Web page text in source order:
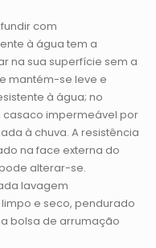
com
à água tem a
na sua superfície sem a
mantém-se leve e
à água; no
casaco impermeável por
à chuva. A resistência
na face externa do
alterar-se.
lavagem
e seco, pendurado
bolsa de arrumação